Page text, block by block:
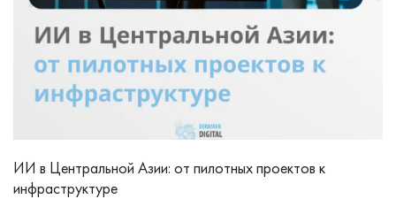
ИИ в Центральной Азии: от пилотных проектов к
инфраструктуре